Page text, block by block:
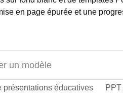
en page épurée et une
présentations éducatives